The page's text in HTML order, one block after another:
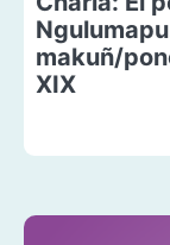
makuñ/
XIX